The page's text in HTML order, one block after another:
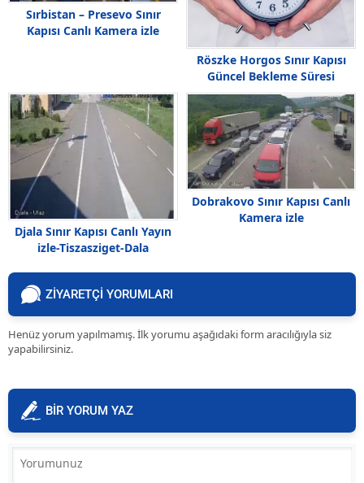
Sırbistan – Presevo Sınır
Kapısı Canlı Kamera izle
Röszke Horgos Sınır Kapısı
Güncel Bekleme Süresi
Djala Sınır Kapısı Canlı Yayın
izle-Tiszasziget-Dala
Dobrakovo Sınır Kapısı Canlı
Kamera izle
ZİYARETÇİ YORUMLARI
Henüz yorum yapılmamış. İlk yorumu aşağıdaki form aracılığıyla siz
yapabilirsiniz.
BİR YORUM YAZ